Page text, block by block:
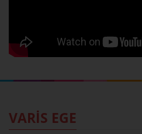
VARİS EGE